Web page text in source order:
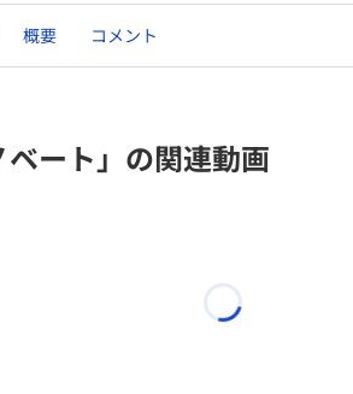
概要 コメント
ベート」の関連動画